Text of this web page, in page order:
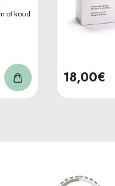
of koud
18,00€